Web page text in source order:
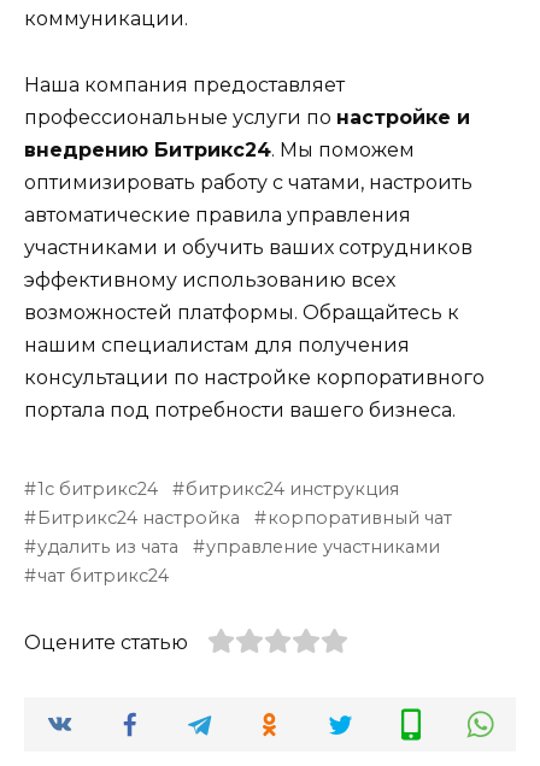
коммуникации.
Наша компания предоставляет
профессиональные услуги по настройке и
внедрению Битрикс24. Мы поможем
оптимизировать работу с чатами, настроить
автоматические правила управления
участниками и обучить ваших сотрудников
эффективному использованию всех
возможностей платформы. Обращайтесь к
нашим специалистам для получения
консультации по настройке корпоративного
портала под потребности вашего бизнеса.
1с битрикс24
битрикс24 инструкция
Битрикс24 настройка
корпоративный чат
удалить из чата
управление участниками
чат битрикс24
Оцените статью